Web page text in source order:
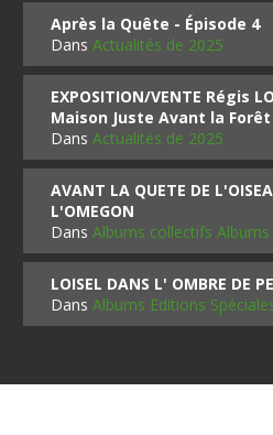
Après la Quête - Épisode 4
DansActualités de 2025
EXPOSITION/VENTE Régis
Maison Juste Avant la Forêt
DansActualités de 2025
AVANT LA QUETE DE
L'OMEGON
DansAlbums collectifs Albums
LOISEL DANS L' OMBRE DE
DansAlbums Editions